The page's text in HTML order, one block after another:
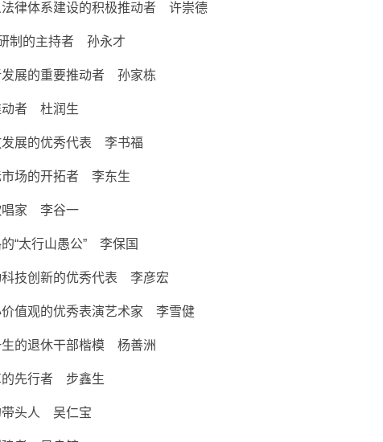
法律体系建设的积极推动者 许崇德
制的主持者 孙永才
发展的重要推动者 孙家栋
动者 杜润生
发展的优秀代表 李书福
市场的开拓者 李东生
唱家 李谷一
“太行山愚公” 李保国
科技创新的优秀代表 李彦宏
价值观的优秀表演艺术家 李雪健
生的退休干部楷模 杨善洲
的先行者 步鑫生
带头人 吴仁宝